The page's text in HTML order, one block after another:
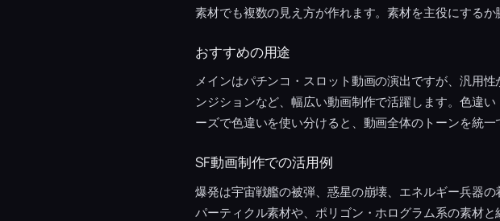
素材でも複数の見え方が作れます。素材を主役にする
おすすめの用途
メインはパチンコ・スロット動画の演出ですが、汎用
ンジションなど、幅広い動画制作で活躍します。色違
ーズで色違いを使い分けると、動画全体のトーンを統一
SF動画制作での活用例
爆発は宇宙戦艦の被弾、惑星の崩壊、エネルギー兵器の
パーティクル素材や、ポリゴン・ホログラム系の素材